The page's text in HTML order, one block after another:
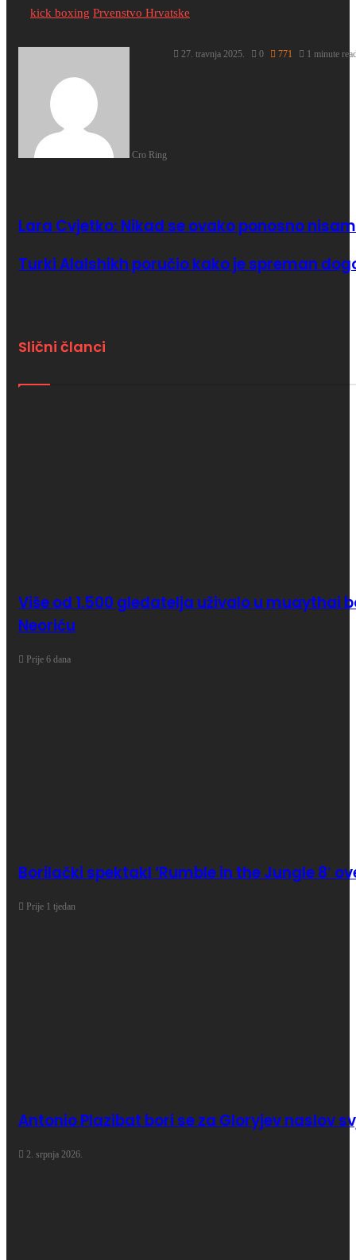
kick boxing Prvenstvo Hrvatske
Cro Ring
27. travnja 2025. 0 771 1 minute
Lara Cvjetko: Nikad se ovako ponosno
Turki Alalshikh poručio kako je spreman
Slični članci
Više od 1.500 gledatelja uživalo u muaythai
Neoriću
Prije 6 dana
Borilački spektakl ‘Rumble in the Jungle 8′
Prije 1 tjedan
Antonio Plazibat bori se za Gloryjev naslov
2. srpnja 2026.